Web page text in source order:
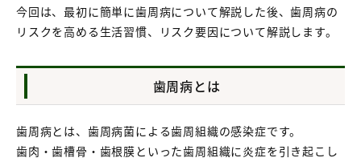
今回は、最初に簡単に歯周病について解説した後、歯周病の
リスクを高める生活習慣、リスク要因について解説します。
歯周病とは
歯周病とは、歯周病菌による歯周組織の感染症です。
歯肉・歯槽骨・歯根膜といった歯周組織に炎症を引き起こし